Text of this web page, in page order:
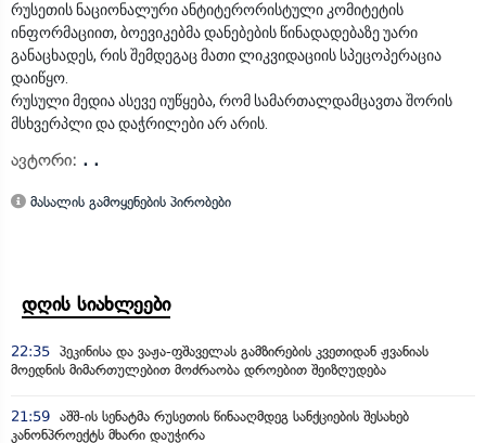
რუსეთის ნაციონალური ანტიტერორისტული კომიტეტის
ინფორმაციით, ბოევიკებმა დანებების წინადადებაზე უარი
განაცხადეს, რის შემდეგაც მათი ლიკვიდაციის სპეცოპერაცია
დაიწყო.
რუსული მედია ასევე იუწყება, რომ სამართალდამცავთა შორის
მსხვერპლი და დაჭრილები არ არის.
ავტორი: . .
მასალის გამოყენების პირობები
დღის სიახლეები
22:35 პეკინისა და ვაჟა-ფშაველას გამზირების კვეთიდან ჟვანიას
მოედნის მიმართულებით მოძრაობა დროებით შეიზღუდება
21:59 აშშ-ის სენატმა რუსეთის წინააღმდეგ სანქციების შესახებ
კანონპროექტს მხარი დაუჭირა